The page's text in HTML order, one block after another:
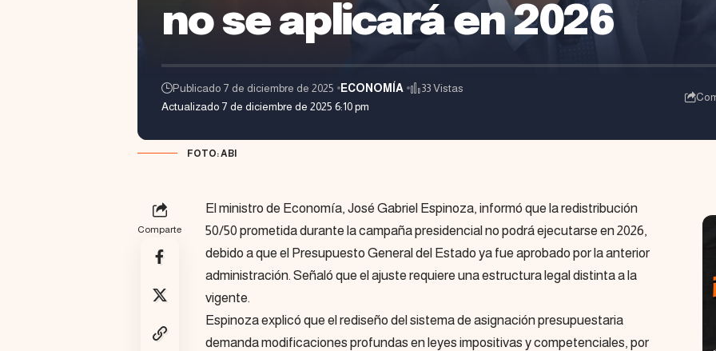
no se aplicará en 2026
Actualizado 7 de diciembre de 2025 6:10 pm
Publicado 7 de diciembre de 2025 ECONOMÍA 33 Vistas
FOTO: ABI
Comparte
El ministro de Economía, José Gabriel Espinoza, informó que la redistribución
50/50 prometida durante la campaña presidencial no podrá ejecutarse en 2026,
debido a que el Presupuesto General del Estado ya fue aprobado por la anterior
administración. Señaló que el ajuste requiere una estructura legal distinta a la
vigente.
Espinoza explicó que el rediseño del sistema de asignación presupuestaria
demanda modificaciones profundas en leyes impositivas y competenciales, por